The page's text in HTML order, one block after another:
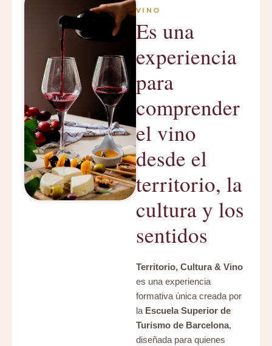
VINO
Es una
experiencia
para
comprender
el vino
desde el
territorio, la
cultura y los
sentidos
Territorio, Cultura & Vino
es una experiencia
formativa única creada por
la Escuela Superior de
Turismo de Barcelona,
diseñada para quienes